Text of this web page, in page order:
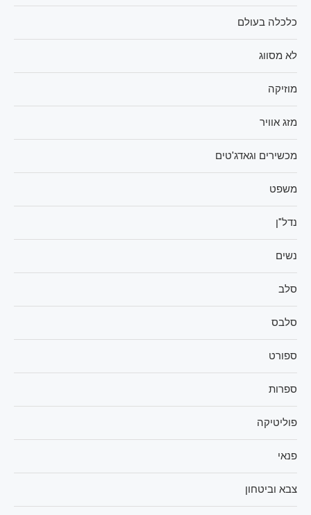
כלכלה בעולם
לא מסווג
מוזיקה
מזג אוויר
מכשירים וגאדג'טים
משפט
נדל"ן
נשים
סלב
סלבס
ספורט
ספרות
פוליטיקה
פנאי
צבא וביטחון